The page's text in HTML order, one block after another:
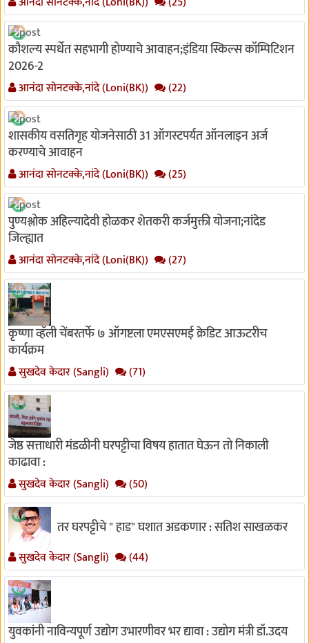
कौशल्य स्पर्धेत सहभागी होण्याचे आवाहन;इंडिया स्किल्स कॉम्पिटिशन
2026-2
आनंदा सोनटक्के,नांदे (Loni(BK)) (22)
शासकीय वसतिगृह योजनेसाठी 31 ऑगस्टपर्यत ऑनलाइन अर्ज
करण्याचे आवाहन
आनंदा सोनटक्के,नांदे (Loni(BK)) (25)
पुण्यश्लोक अहिल्यादेवी होळकर शेतकरी कर्जमुक्ती योजना;नांदेड
जिल्ह्यात
आनंदा सोनटक्के,नांदे (Loni(BK)) (27)
कृष्णा व्हॅली चेंबरतर्फे ७ ऑगष्टला एमएसएमई क्रेडिट आऊटरीच
कार्यक्रम
सुखदेव केदार (Sangli) (71)
जेष्ठ सत्ताधारी मंडळीनी घरपट्टीचा विषय हातात घेऊन तो निकाली
काढावा :
सुखदेव केदार (Sangli) (50)
तर घरपट्टीचे " हाड" घशात अडकणार : सतिश साखळकर
सुखदेव केदार (Sangli) (44)
युवकांनी नाविन्यपूर्ण उद्योग उभारणीवर भर द्यावा : उद्योग मंत्री डॉ.उदय